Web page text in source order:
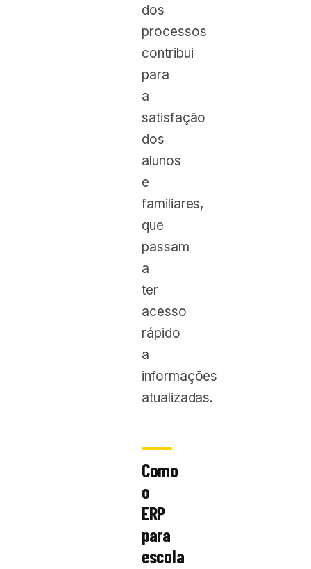
dos
processos
contribui
para
a
satisfação
dos
alunos
e
familiares,
que
passam
a
ter
acesso
rápido
a
informações
atualizadas.
Como
o
ERP
para
escola